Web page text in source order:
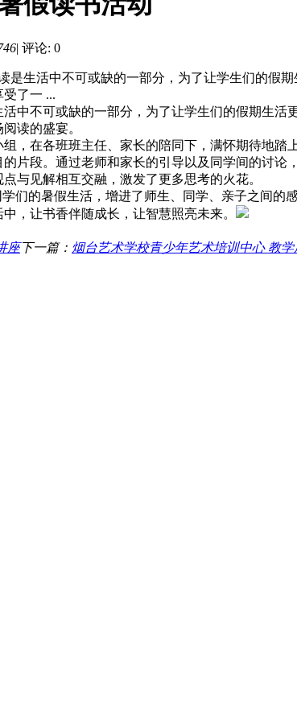
| 评论: 0
是生活中不可或缺的一部分，为了让学生们的假
了一 ...
中不可或缺的一部分，为了让学生们的假期生
读的盛宴。
，在各班班主任、家长的陪同下，满怀期待地
片段。通过老师和家长的引导以及同学间的讨
与见解相互交融，激发了更多思考的火花。
们的暑假生活，增进了师生、同学、亲子之间
，让书香伴随成长，让智慧照亮未来。
座下一篇： 烟台艺术学校青少年艺术培训中心 教